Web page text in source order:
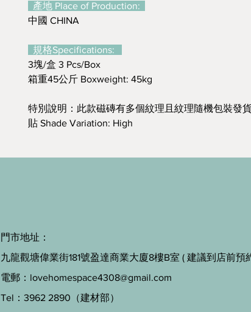
產地 Place of Production:
中國 CHINA
規格Specifications:
3塊/盒 3 Pcs/Box
箱重45公斤 Boxweight: 45kg
特別說明：此款磁磚有多個紋理且紋理隨機包裝發
貼 Shade Variation: High
門市地址：
九龍觀塘偉業街181號盈達商業大廈8樓B室 ( 建議到店前預
電郵： lovehomespace4308@gmail.com
Tel：3962 2890（建材部）